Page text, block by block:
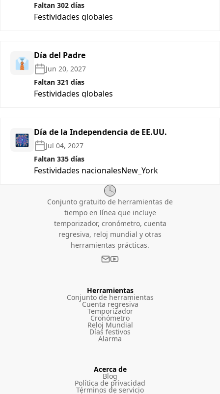
Faltan 302 días
Festividades globales
👔 Día del Padre
Jun 20, 2027
Faltan 321 días
Festividades globales
🎆 Día de la Independencia de EE.UU.
Jul 04, 2027
Faltan 335 días
Festividades nacionalesNew_York
Conjunto gratuito de herramientas de
tiempo en línea que incluye
temporizador, cronómetro, cuenta
regresiva, reloj mundial y otras
herramientas prácticas.
Herramientas
Conjunto de herramientas
Cuenta regresiva
Temporizador
Cronómetro
Reloj Mundial
Días festivos
Alarma
Acerca de
Blog
Política de privacidad
Términos de servicio